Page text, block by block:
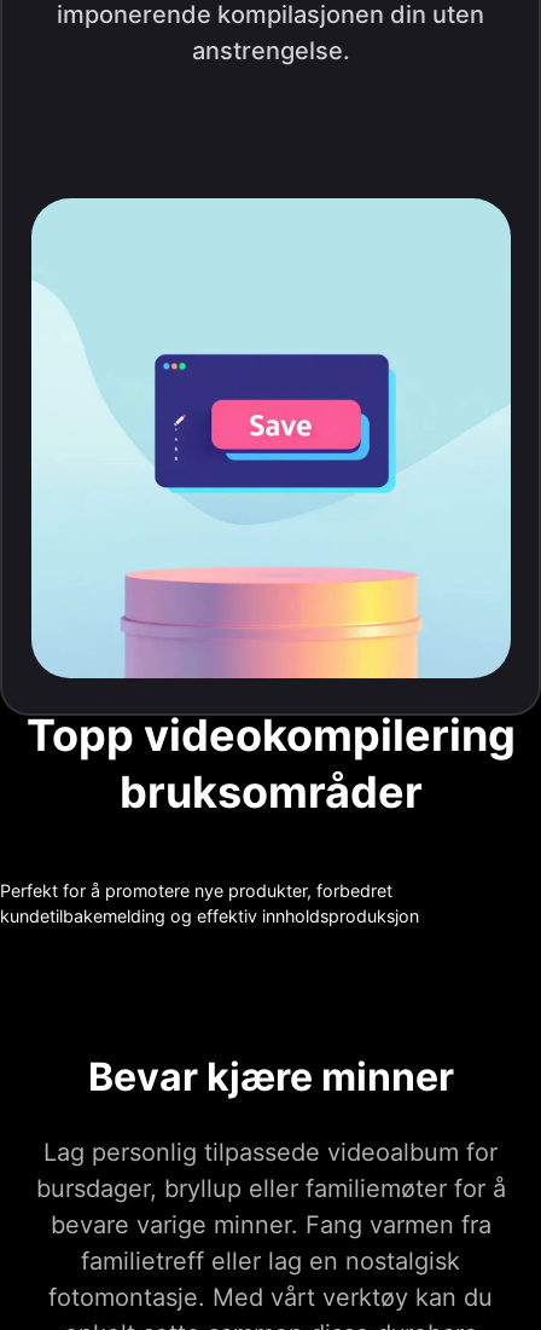
imponerende kompilasjonen din uten
anstrengelse.
Topp videokompilering
bruksområder
Perfekt for å promotere nye produkter, forbedret
kundetilbakemelding og effektiv innholdsproduksjon
Bevar kjære minner
Lag personlig tilpassede videoalbum for
bursdager, bryllup eller familiemøter for å
bevare varige minner. Fang varmen fra
familietreff eller lag en nostalgisk
fotomontasje. Med vårt verktøy kan du